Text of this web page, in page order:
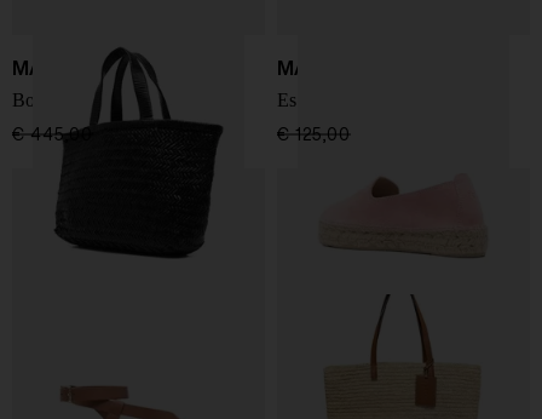
MANEBI
Borsa tote in pelle media
€ 445,00 -40%
MANEBI
Espadrillas Hamptons
€ 125,00